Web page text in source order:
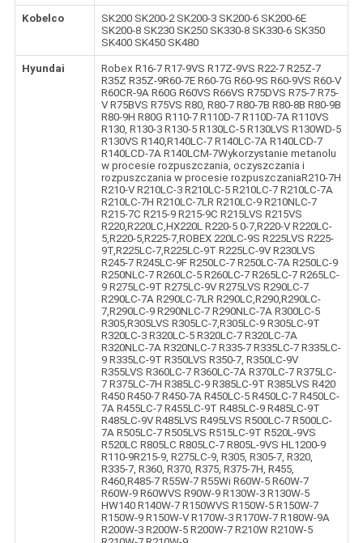
Kobelco
SK200 SK200-2 SK200-3 SK200-6 SK200-6E
SK200-8 SK230 SK250 SK330-8 SK330-6 SK350
SK400 SK450 SK480
Hyundai
Robex R16-7 R17-9VS R17Z-9VS R22-7 R25Z-7
R35Z R35Z-9R60-7E R60-7G R60-9S R60-9VS R60-V
R60CR-9A R60G R60VS R66VS R75DVS R75-7 R75-
V R75BVS R75VS R80, R80-7 R80-7B R80-8B R80-9B
R80-9H R80G R110-7 R110D-7 R110D-7A R110VS
R130, R130-3 R130-5 R130LC-5 R130LVS R130WD-5
R130VS R140,R140LC-7 R140LC-7A R140LCD-7
R140LCD-7A R140LCM-7Wykorzystanie metanolu
w procesie rozpuszczania, oczyszczania i
rozpuszczania w procesie rozpuszczaniaR210-7H
R210-V R210LC-3 R210LC-5 R210LC-7 R210LC-7A
R210LC-7H R210LC-7LR R210LC-9 R210NLC-7
R215-7C R215-9 R215-9C R215LVS R215VS
R220,R220LC,HX220L R220-5 0-7,R220-V R220LC-
5,R220-5,R225-7,ROBEX 220LC-9S R225LVS R225-
9T,R225LC-7,R225LC-9T R225LC-9V R230LVS
R245-7 R245LC-9F R250LC-7 R250LC-7A R250LC-9
R250NLC-7 R260LC-5 R260LC-7 R265LC-7 R265LC-
9 R275LC-9T R275LC-9V R275LVS R290LC-7
R290LC-7A R290LC-7LR R290LC,R290,R290LC-
7,R290LC-9 R290NLC-7 R290NLC-7A R300LC-5
R305,R305LVS R305LC-7,R305LC-9 R305LC-9T
R320LC-3 R320LC-5 R320LC-7 R320LC-7A
R320NLC-7A R320NLC-7 R335-7 R335LC-7 R335LC-
9 R335LC-9T R350LVS R350-7, R350LC-9V
R355LVS R360LC-7 R360LC-7A R370LC-7 R375LC-
7 R375LC-7H R385LC-9 R385LC-9T R385LVS R420
R450 R450-7 R450-7A R450LC-5 R450LC-7 R450LC-
7A R455LC-7 R455LC-9T R485LC-9 R485LC-9T
R485LC-9V R485LVS R495LVS R500LC-7 R500LC-
7A R505LC-7 R505LVS R515LC-9T R520L-9VS
R520LC R805LC R805LC-7 R805L-9VS HL1200-9
R110-9R215-9, R275LC-9, R305, R305-7, R320,
R335-7, R360, R370, R375, R375-7H, R455,
R460,R485-7 R55W-7 R55Wi R60W-5 R60W-7
R60W-9 R60WVS R90W-9 R130W-3 R130W-5
HW140 R140W-7 R150WVS R150W-5 R150W-7
R150W-9 R150W-V R170W-3 R170W-7 R180W-9A
R200W-3 R200W-5 R200W-7 R210W R210W-5